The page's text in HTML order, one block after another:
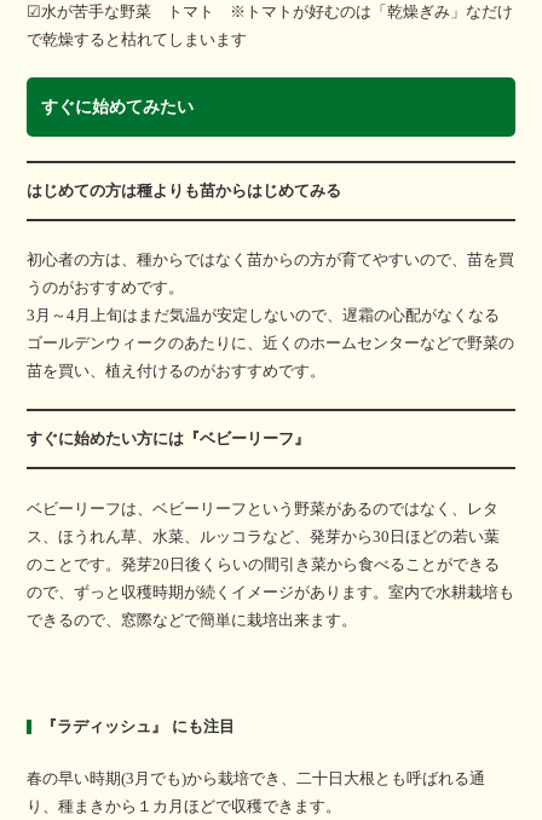
☑水が苦手な野菜 トマト ※トマトが好むのは「乾燥ぎみ」なだけ
で乾燥すると枯れてしまいます
すぐに始めてみたい
はじめての方は種よりも苗からはじめてみる
初心者の方は、種からではなく苗からの方が育てやすいので、苗を買
うのがおすすめです。
3月～4月上旬はまだ気温が安定しないので、遅霜の心配がなくなる
ゴールデンウィークのあたりに、近くのホームセンターなどで野菜の
苗を買い、植え付けるのがおすすめです。
すぐに始めたい方には『ベビーリーフ』
ベビーリーフは、ベビーリーフという野菜があるのではなく、レタ
ス、ほうれん草、水菜、ルッコラなど、発芽から30日ほどの若い葉
のことです。発芽20日後くらいの間引き菜から食べることができる
ので、ずっと収穫時期が続くイメージがあります。室内で水耕栽培も
できるので、窓際などで簡単に栽培出来ます。
『ラディッシュ』 にも注目
春の早い時期(3月でも)から栽培でき、二十日大根とも呼ばれる通
り、種まきから１カ月ほどで収穫できます。